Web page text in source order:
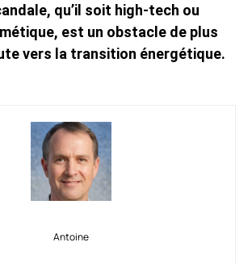
qu’il soit high-tech ou
est un obstacle de plus
vers la transition énergétique.
Antoine